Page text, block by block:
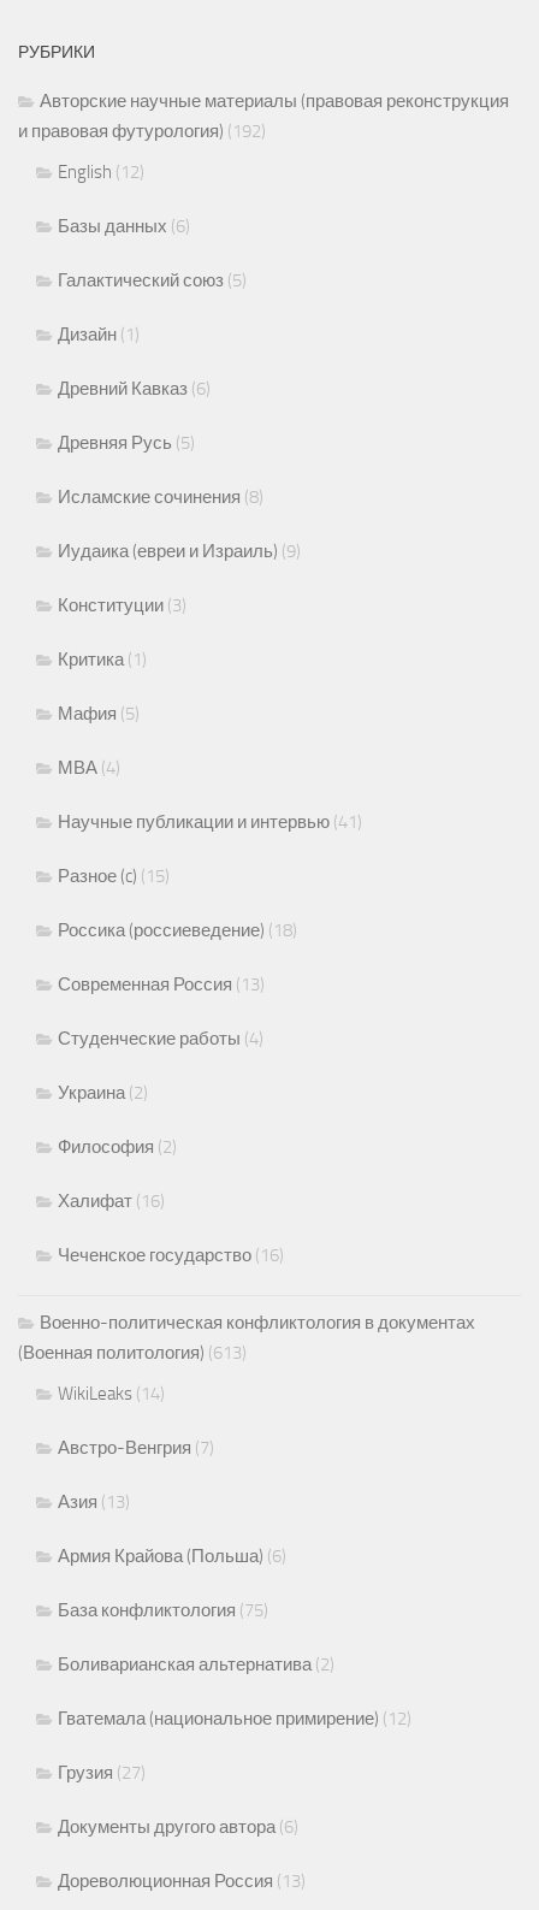
РУБРИКИ
Авторские научные материалы (правовая реконструкция
и правовая футурология) (192)
English (12)
Базы данных (6)
Галактический союз (5)
Дизайн (1)
Древний Кавказ (6)
Древняя Русь (5)
Исламские сочинения (8)
Иудаика (евреи и Израиль) (9)
Конституции (3)
Критика(1)
Мафия (5)
МВА (4)
Научные публикации и интервью (41)
Разное (c) (15)
Россика (россиеведение) (18)
Современная Россия (13)
Студенческие работы (4)
Украина(2)
Философия (2)
Халифат (16)
Чеченское государство (16)
Военно-политическая конфликтология в документах
(Военная политология) (613)
WikiLeaks (14)
Австро-Венгрия (7)
Азия (13)
Армия Крайова (Польша) (6)
База конфликтология (75)
Боливарианская альтернатива(2)
Гватемала (национальное примирение) (12)
Грузия (27)
Документы другого автора(6)
Дореволюционная Россия (13)